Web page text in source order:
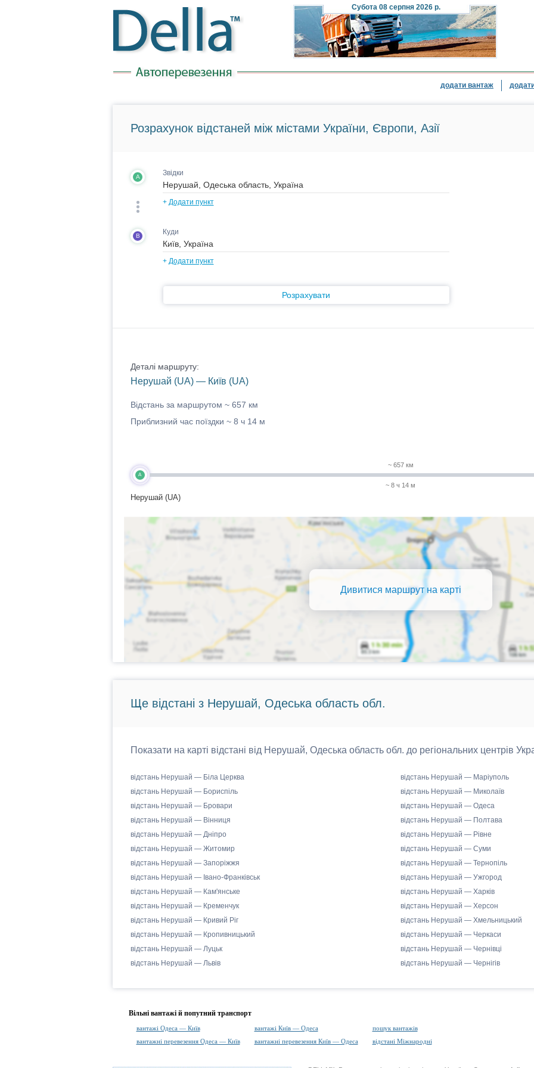
Субота08 серпня 2026 р.
додати вантаж
Розрахунок відстаней між містами України, Європи, Азії
A Звідки
+ Додати пункт
B Куди
+ Додати пункт
Розрахувати
Деталі маршруту:
Нерушай (UA) — Київ (UA)
Відстань за маршрутом ~ 657 км
Приблизний час поїздки ~ 8 ч 14 м
A
Нерушай (UA)
~ 657 км
~ 8 ч 14 м
Дивитися маршрут на карті
Ще відстані з Нерушай, Одеська область обл.
Показати на карті відстані від Нерушай, Одеська область обл. до регіональних центрів
відстань Нерушай — Біла Церква
відстань Нерушай — Бориспіль
відстань Нерушай — Бровари
відстань Нерушай — Вінниця
відстань Нерушай — Дніпро
відстань Нерушай — Житомир
відстань Нерушай — Запоріжжя
відстань Нерушай — Івано-Франківськ
відстань Нерушай — Кам'янське
відстань Нерушай — Кременчук
відстань Нерушай — Кривий Ріг
відстань Нерушай — Кропивницький
відстань Нерушай — Луцьк
відстань Нерушай — Львів
відстань Нерушай — Маріуполь
відстань Нерушай — Миколаїв
відстань Нерушай — Одеса
відстань Нерушай — Полтава
відстань Нерушай — Рівне
відстань Нерушай — Суми
відстань Нерушай — Тернопіль
відстань Нерушай — Ужгород
відстань Нерушай — Харків
відстань Нерушай — Херсон
відстань Нерушай — Хмельницький
відстань Нерушай — Черкаси
відстань Нерушай — Чернівці
відстань Нерушай — Чернігів
Вільні вантажі й попутний транспорт
вантажі Одеса — Київ вантажі Київ — Одеса
пошук вантажів
вантажні перевезення Одеса — Київ
вантажні перевезення Київ — Одеса відстані Міжнародні